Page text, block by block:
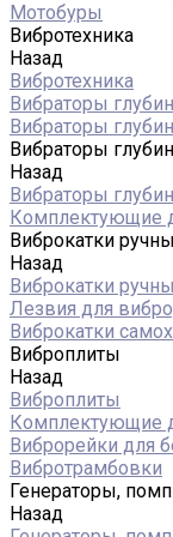
Мотобуры
Вибротехника
Назад
Вибротехника
Вибраторы
Вибраторы
Вибраторы
Назад
Вибраторы
Комплектующие
Виброкатки
Назад
Виброкатки
Лезвия для
Виброкатки
Виброплиты
Назад
Виброплиты
Комплектующие
Виброрейки для
Вибротрамбовки
Генераторы,
Назад